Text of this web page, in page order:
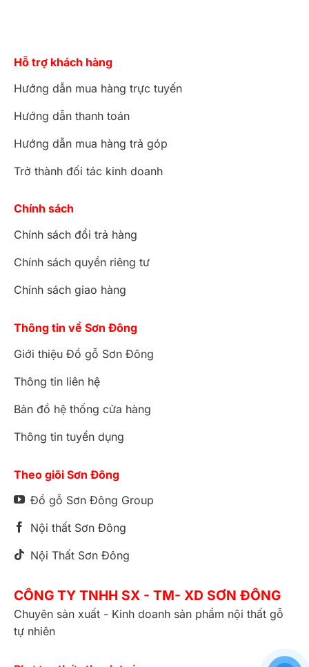
Hỗ trợ khách hàng
Hướng dẫn mua hàng trực tuyến
Hướng dẫn thanh toán
Hướng dẫn mua hàng trả góp
Trở thành đối tác kinh doanh
Chính sách
Chính sách đổi trả hàng
Chính sách quyền riêng tư
Chính sách giao hàng
Thông tin về Sơn Đông
Giới thiệu Đồ gỗ Sơn Đông
Thông tin liên hệ
Bản đồ hệ thống cửa hàng
Thông tin tuyển dụng
Theo giõi Sơn Đông
Đồ gỗ Sơn Đông Group
Nội thất Sơn Đông
Nội Thất Sơn Đông
CÔNG TY TNHH SX - TM- XD SƠN ĐÔNG
Chuyên sản xuất - Kinh doanh sản phẩm nội thất gỗ
tự nhiên